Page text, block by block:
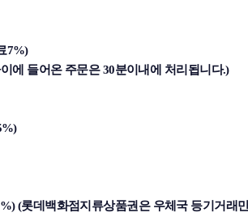
7%)
에 들어온 주문은 30분이내에 처리됩니다.)
(롯데백화점지류상품권은 우체국 등기거래